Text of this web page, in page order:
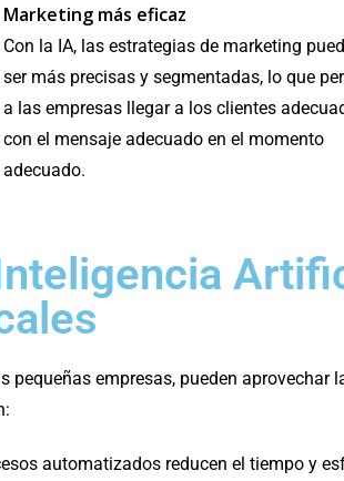
Marketing más eficaz
Con la IA, las estrategias de marketing
ser más precisas y segmentadas, lo que
a las empresas llegar a los clientes
con el mensaje adecuado en el momento
adecuado.
pequeñas empresas, pueden aprovechar
automatizados reducen el tiempo y